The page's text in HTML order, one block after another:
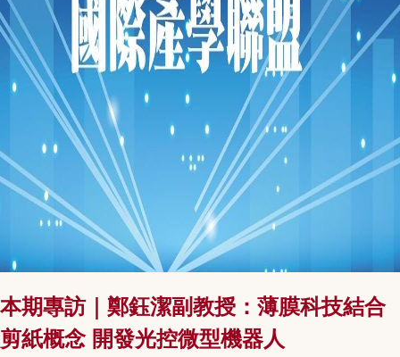
本期專訪｜鄭鈺潔副教授：薄膜科技結合
剪紙概念 開發光控微型機器人